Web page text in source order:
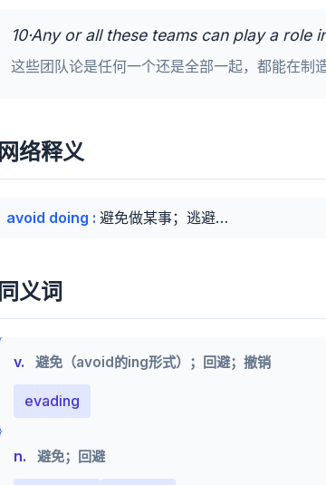
10·Any or all these teams can play a
这些团队论是任何一个还是全部一起，都能在制
网络释义
avoid doing : 避免做某事；逃避…
同义词
v. 避免（avoid的ing形式）；回避；撤销
evading
n. 避免；回避